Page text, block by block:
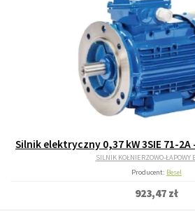
Silnik elektryczny 0,37 kW 3SIE 71-
SILNIK KOŁNIERZOWO-ŁAPOWY
Producent: Besel
923,47 zł